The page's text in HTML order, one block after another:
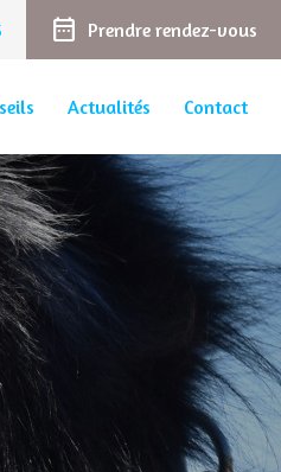
date_range Prendre rendez-vous
Actualités Contact